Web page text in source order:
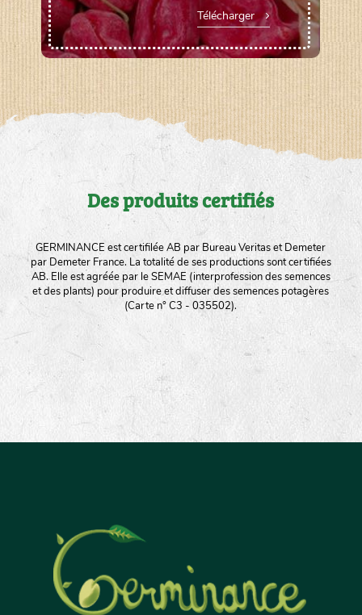
Télécharger
Des produits certifiés
GERMINANCE est certifilée AB par Bureau Veritas et Demeter
par Demeter France. La totalité de ses productions sont certifiées
AB. Elle est agréée par le SEMAE (interprofession des semences
et des plants) pour produire et diffuser des semences potagères
(Carte n° C3 - 035502).